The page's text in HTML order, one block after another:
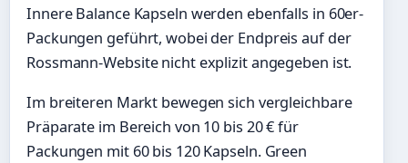
Innere Balance Kapseln werden ebenfalls in 60er-
Packungen geführt, wobei der Endpreis auf der
Rossmann-Website nicht explizit angegeben ist.
Im breiteren Markt bewegen sich vergleichbare
Präparate im Bereich von 10 bis 20 € für
Packungen mit 60 bis 120 Kapseln. Green